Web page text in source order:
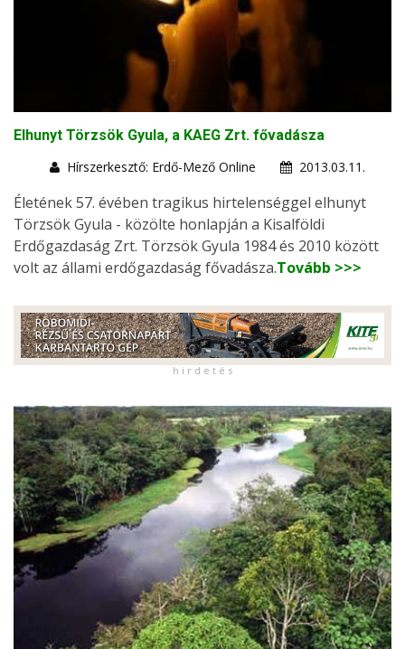
Elhunyt Törzsök Gyula, a KAEG Zrt. fővadásza
Hírszerkesztő: Erdő-Mező Online
2013.03.11.
Életének 57. évében tragikus hirtelenséggel elhunyt
Törzsök Gyula - közölte honlapján a Kisalföldi
Erdőgazdaság Zrt. Törzsök Gyula 1984 és 2010 között
volt az állami erdőgazdaság fővadásza.Tovább >>>
h i r d e t é s